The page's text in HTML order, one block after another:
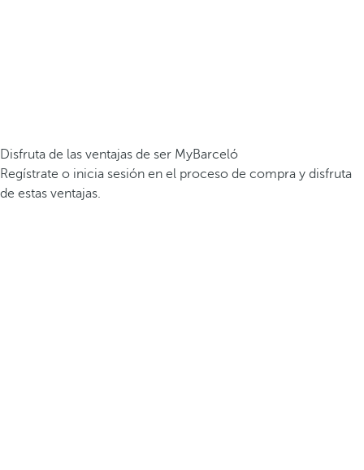
Disfruta de las ventajas de ser MyBarceló
Regístrate o inicia sesión en el proceso de compra y disfruta
de estas ventajas.